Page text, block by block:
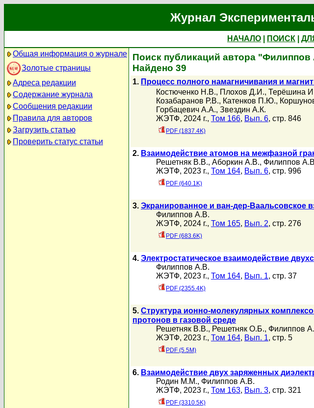
Журнал
НАЧАЛО ПОИСК
Общая информация о журнале
Золотые страницы
Адреса редакции
Содержание журнала
Сообщения редакции
Правила для авторов
Загрузить статью
Проверить статус статьи
Поиск публикаций автора "Филиппов
Найдено 39
1. Процесс полного намагничивания и
Костюченко Н.В., Плохов Д.И., Терёшина
Козабаранов Р.В., Катенков П.Ю.,
Горбацевич А.А., Звездин А.К.
ЖЭТФ, 2024 г., Том 166, Вып. 6, стр. 846
PDF (1837.4K)
2. Взаимодействие атомов на межфазной
Решетняк В.В., Аборкин А.В., Филиппов
ЖЭТФ, 2023 г., Том 164, Вып. 6, стр. 996
PDF (640.1K)
3. Экранированное и ван-дер-Ваальсовское
Филиппов А.В.
ЖЭТФ, 2024 г., Том 165, Вып. 2, стр. 276
PDF (683.6K)
4. Электростатическое взаимодействие
Филиппов А.В.
ЖЭТФ, 2023 г., Том 164, Вып. 1, стр. 37
PDF (2355.4K)
5. Структура ионно-молекулярных
протонов в газовой среде
Решетняк В.В., Решетняк О.Б., Филиппов
ЖЭТФ, 2023 г., Том 164, Вып. 1, стр. 5
PDF (5.5M)
6. Взаимодействие двух заряженных
Родин М.М., Филиппов А.В.
ЖЭТФ, 2023 г., Том 163, Вып. 3, стр. 321
PDF (3310.5K)